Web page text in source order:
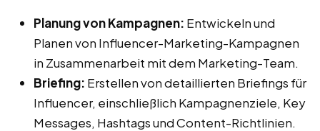
Planung von Kampagnen: Entwickeln und
Planen von Influencer-Marketing-Kampagnen
in Zusammenarbeit mit dem Marketing-Team.
Briefing: Erstellen von detaillierten Briefings für
Influencer, einschließlich Kampagnenziele, Key
Messages, Hashtags und Content-Richtlinien.